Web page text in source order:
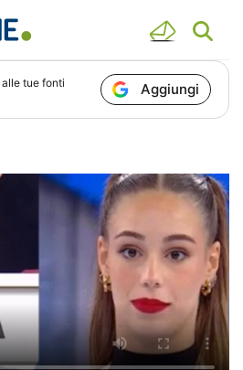
alle tue fonti
Aggiungi